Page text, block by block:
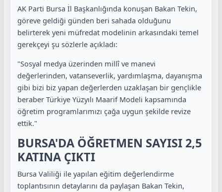
AK Parti Bursa İl Başkanlığında konuşan Bakan Tekin,
göreve geldiği günden beri sahada olduğunu
belirterek yeni müfredat modelinin arkasındaki temel
gerekçeyi şu sözlerle açıkladı:
"Sosyal medya üzerinden millî ve manevi
değerlerinden, vatanseverlik, yardımlaşma, dayanışma
gibi bizi biz yapan değerlerden uzaklaşan bir gençlikle
beraber Türkiye Yüzyılı Maarif Modeli kapsamında
öğretim programlarımızı çağa uygun şekilde revize
ettik."
BURSA'DA ÖĞRETMEN SAYISI 2,5
KATINA ÇIKTI
Bursa Valiliği ile yapılan eğitim değerlendirme
toplantısının detaylarını da paylaşan Bakan Tekin,